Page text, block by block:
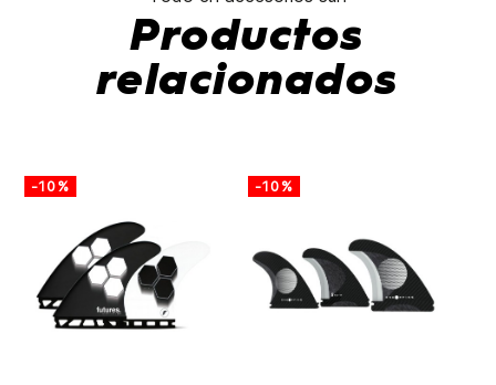
Productos
relacionados
-10% -10%